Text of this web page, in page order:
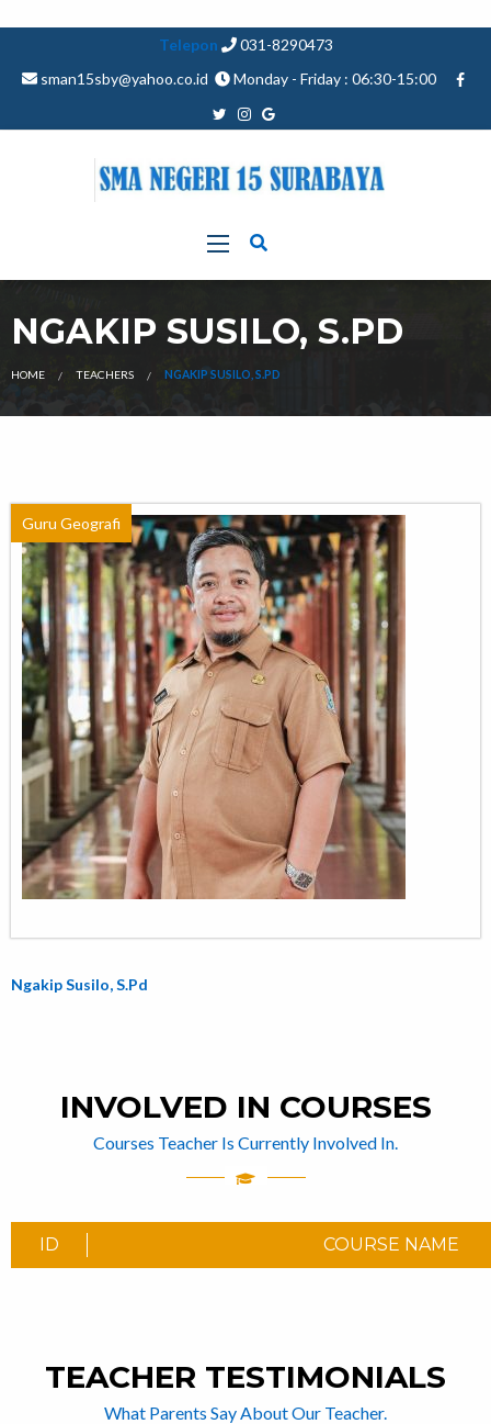
Telepon
031-8290473
sman15sby@yahoo.co.id
Monday - Friday : 06:30-15:00
NGAKIP SUSILO, S.PD
HOME TEACHERS NGAKIP SUSILO, S.PD
Guru Geografi
Ngakip Susilo, S.Pd
INVOLVED IN COURSES
Courses Teacher Is Currently Involved In.
ID COURSE NAME
TEACHER TESTIMONIALS
What Parents Say About Our Teacher.